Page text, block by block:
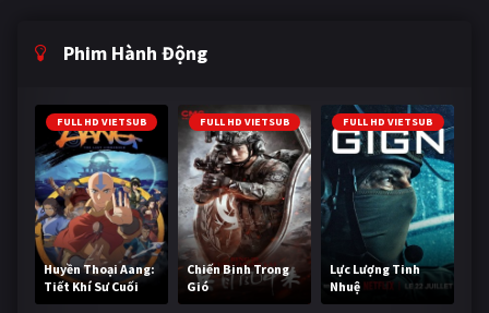
Phim Hành Động
FULL HD VIETSUB
Huyền Thoại Aang:
Tiết Khí Sư Cuối
Cùng
FULL HD VIETSUB
Chiến Binh Trong
Gió
FULL HD VIETSUB
Lực Lượng Tinh
Nhuệ